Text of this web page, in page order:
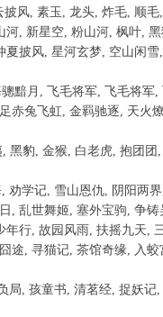
风, 素玉, 龙头, 炸毛, 顺毛,
河, 新星空, 粉山河, 枫叶,
披风, 星河玄梦, 空山闲雪,
黯月, 飞毛将军, 飞毛将军,
赤兔飞虹, 金羁驰逐, 天火
黑豹, 金猴, 白老虎, 抱团团
劝学记, 雪山恩仇, 阴阳两
, 乱世舞姬, 塞外宝驹, 争铸
年行, 故园风雨, 扶摇九天,
途, 寻猫记, 茶馆奇缘, 入蛟
局, 孩童书, 清茗经, 捉妖记,